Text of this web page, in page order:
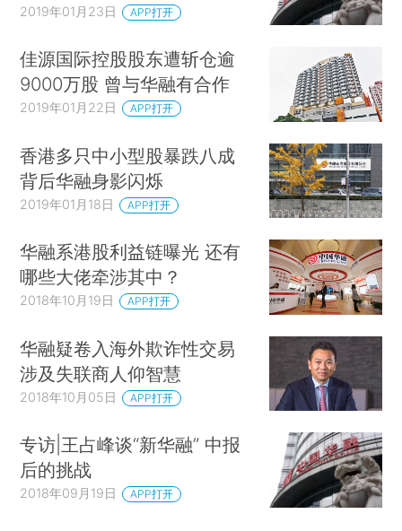
2019年01月23日 APP打开
佳源国际控股股东遭斩仓逾
9000万股 曾与华融有合作
2019年01月22日 APP打开
香港多只中小型股暴跌八成
背后华融身影闪烁
2019年01月18日 APP打开
华融系港股利益链曝光 还有
哪些大佬牵涉其中？
2018年10月19日 APP打开
华融疑卷入海外欺诈性交易
涉及失联商人仰智慧
2018年10月05日 APP打开
专访|王占峰谈“新华融” 中报
后的挑战
2018年09月19日 APP打开